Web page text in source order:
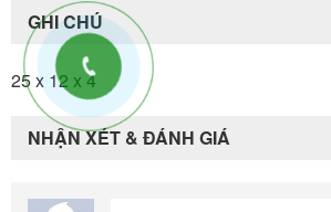
GHI CHÚ
25 x 12 x 4
NHẬN XÉT & ĐÁNH GIÁ